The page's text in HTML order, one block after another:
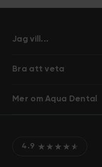
Jag vill...
Bra att veta
Mer om Aqua Dental
4.9